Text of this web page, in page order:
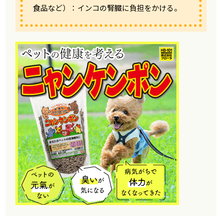
食品など）：インコの腎臓に負担をかける。